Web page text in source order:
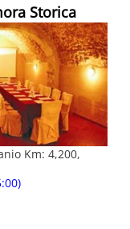
Storica
Km: 4,200,